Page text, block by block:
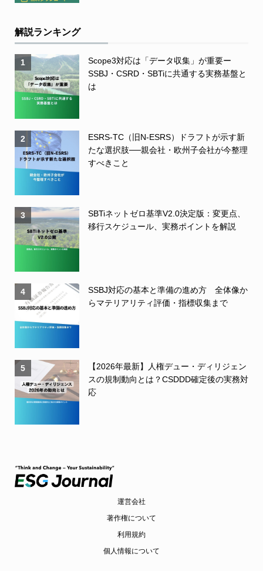
解説ランキング
1
Scope3対応は「データ収集」が重要ー
SSBJ・CSRD・SBTiに共通する実務基盤と
は
2
ESRS-TC（旧N-ESRS）ドラフトが示す新
たな選択肢──親会社・欧州子会社が今整理
すべきこと
3
SBTiネットゼロ基準V2.0決定版：変更点、
移行スケジュール、実務ポイントを解説
4
SSBJ対応の基本と準備の進め方 全体像か
らマテリアリティ評価・指標収集まで
5
【2026年最新】人権デュー・ディリジェン
スの規制動向とは？CSDDD確定後の実務対
応
運営会社
著作権について
利用規約
個人情報について